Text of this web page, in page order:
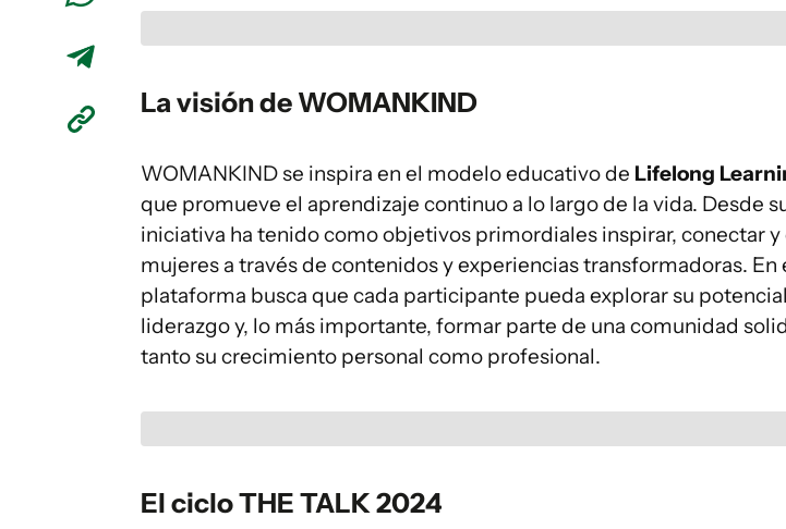
La visión de WOMANKIND
WOMANKIND se inspira en el modelo educativo de Lifelong
que promueve el aprendizaje continuo a lo largo de la vida. Desde
iniciativa ha tenido como objetivos primordiales inspirar, conectar y
mujeres a través de contenidos y experiencias transformadoras. En
plataforma busca que cada participante pueda explorar su
liderazgo y, lo más importante, formar parte de una comunidad
tanto su crecimiento personal como profesional.
El ciclo THE TALK 2024